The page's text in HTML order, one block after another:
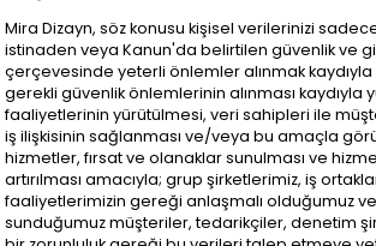
Mira Dizayn, söz konusu kişisel verilerinizi sadece;
istinaden veya Kanun'da belirtilen güvenlik ve
çerçevesinde yeterli önlemler alınmak
gerekli güvenlik önlemlerinin alınması kaydıyla
faaliyetlerinin yürütülmesi, veri sahipleri ile
iş ilişkisinin sağlanması ve/veya bu amaçla
hizmetler, fırsat ve olanaklar sunulması ve
artırılması amacıyla; grup şirketlerimiz, iş
faaliyetlerimizin gereği anlaşmalı olduğumuz
sunduğumuz müşteriler, tedarikçiler, denetim